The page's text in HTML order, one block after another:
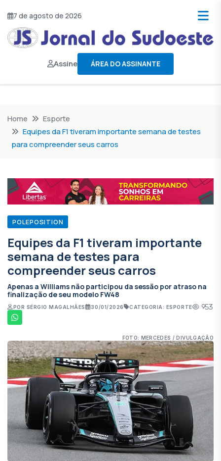
7 de agosto de 2026
Assine ÁREA DO ASSINANTE
Home
Esporte
Equipes da F1 tiveram importante semana de testes
para compreender seus carros
POLEPOSITION
Equipes da F1 tiveram importante
semana de testes para
compreender seus carros
Apenas a Williams não participou da sessão por atraso na
finalização de seu modelo FW48
POR SÉRGIO MAGALHÃES 30/01/2026 CATEGORIA: ESPORTE 953
FOTO: MERCEDES / DIVULGAÇÃO